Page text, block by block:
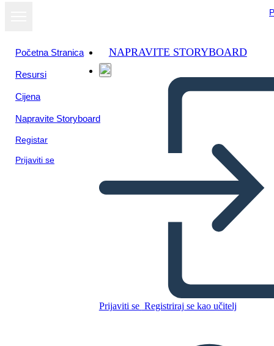
Početna Stranica
Resursi
Cijena
Napravite Storyboard
Registar
Prijaviti se
NAPRAVITE STORYBOARD
Prijaviti se Registriraj se kao učitelj
George Contro George di
Rosalyn Schanzer